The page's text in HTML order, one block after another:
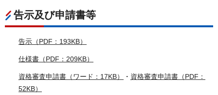
告示及び申請書等
告示（PDF：193KB）
仕様書（PDF：209KB）
資格審査申請書（ワード：17KB） ・ 資格審査申請書（PDF：
52KB）